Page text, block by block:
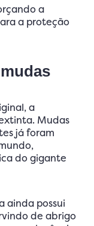
a
a proteção
a
Mudas
já foram
do gigante
ainda possui
de abrigo